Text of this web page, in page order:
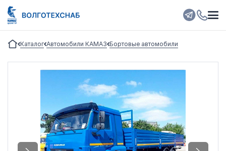
Каталог Автомобили КАМАЗ Бортовые автомобили